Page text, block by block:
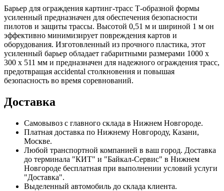
Барьер для ограждения картинг-трасс Т-образной формы
усиленный предназначен для обеспечения безопасности
пилотов и защиты трассы. Высотой 0,51 м и шириной 1 м он
эффективно минимизирует повреждения картов и
оборудования. Изготовленный из прочного пластика, этот
усиленный барьер обладает габаритными размерами 1000 х
300 х 511 мм и предназначен для надежного ограждения трасс,
предотвращая accidental столкновения и повышая
безопасность во время соревнований.
Доставка
Самовывоз с главного склада в Нижнем Новгороде.
Платная доставка по Нижнему Новгороду, Казани,
Москве.
Любой транспортной компанией в ваш город. Доставка
до терминала "КИТ" и "Байкал-Сервис" в Нижнем
Новгороде бесплатная при выполнении условий услуги
"Доставка".
Выделенный автомобиль до склада клиента.